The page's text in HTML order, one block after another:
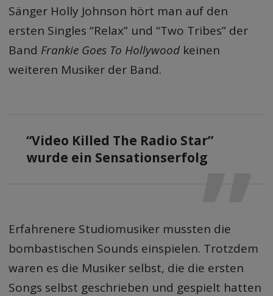
Sänger Holly Johnson hört man auf den
ersten Singles “Relax” und “Two Tribes” der
Band Frankie Goes To Hollywood keinen
weiteren Musiker der Band.
“Video Killed The Radio Star”
wurde ein Sensationserfolg
Erfahrenere Studiomusiker mussten die
bombastischen Sounds einspielen. Trotzdem
waren es die Musiker selbst, die die ersten
Songs selbst geschrieben und gespielt hatten